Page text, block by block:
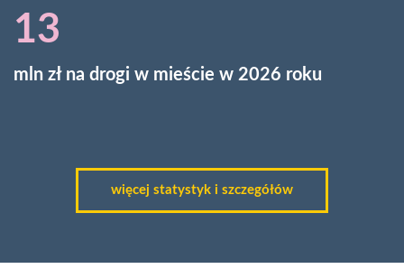
19
mln zł na drogi w mieście w 2026 roku
więcej statystyk i szczegółów